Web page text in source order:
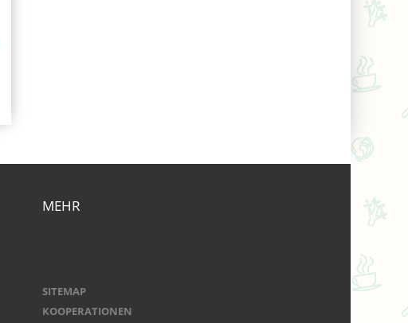
MEHR
SITEMAP
KOOPERATIONEN